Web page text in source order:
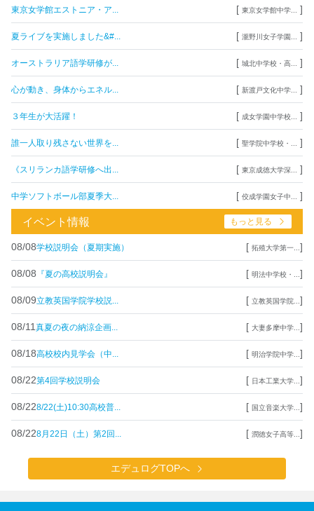
東京女学館エストニア・ア... [ 東京女学館中学... ]
夏ライブを実施しました&#... [ 瀧野川女子学園... ]
オーストラリア語学研修が... [ 城北中学校・高... ]
心が動き、身体からエネル... [ 新渡戸文化中学... ]
３年生が大活躍！ [ 成女学園中学校... ]
誰一人取り残さない世界を... [ 聖学院中学校・... ]
《スリランカ語学研修へ出... [ 東京成徳大学深... ]
中学ソフトボール部夏季大... [ 佼成学園女子中... ]
イベント情報 もっと見る
08/08学校説明会（夏期実施） [ 拓殖大学第一... ]
08/08 『夏の高校説明会』 [ 明法中学校・... ]
08/09立教英国学院学校説... [ 立教英国学院... ]
08/11 真夏の夜の納涼企画... [ 大妻多摩中学... ]
08/18高校校内見学会（中... [ 明治学院中学... ]
08/22第4回学校説明会 [ 日本工業大学... ]
08/228/22(土)10:30高校普... [ 国立音楽大学... ]
08/228月22日（土）第2回... [ 潤徳女子高等... ]
エデュログTOPへ